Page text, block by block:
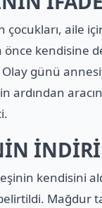
aile
önce kendisine
Olay günü
kendisini
Mağdur